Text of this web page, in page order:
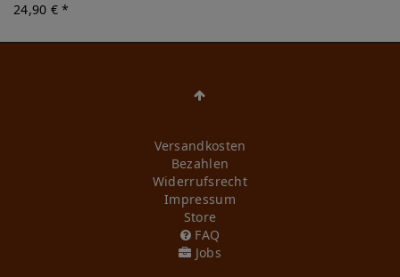
24,90 € *
Versandkosten
Bezahlen
Widerrufs­recht
Impressum
Store
FAQ
Jobs